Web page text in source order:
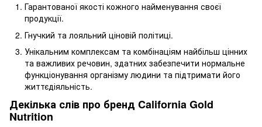
Гарантованої якості кожного найменування своєї
продукції.
Гнучкий та лояльний ціновій політиці.
Унікальним комплексам та комбінаціям найбільш цінних
та важливих речовин, здатних забезпечити нормальне
функціонування організму людини та підтримати його
життєдіяльність.
Декілька слів про бренд California Gold
Nutrition